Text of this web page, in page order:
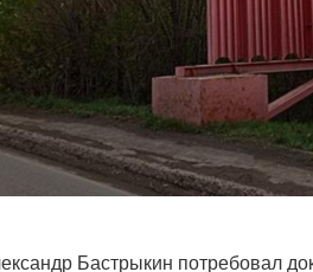
Бастрыкин потребовал